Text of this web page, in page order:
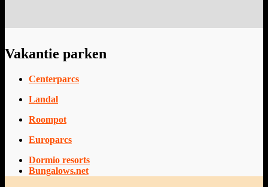
Vakantie parken
Centerparcs
Landal
Roompot
Europarcs
Dormio resorts
Bungalows.net